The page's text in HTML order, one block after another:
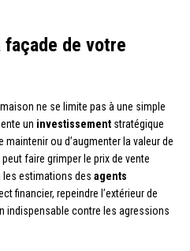
façade de votre
ne se limite pas à une simple
un investissement stratégique
ou d’augmenter la valeur de
faire grimper le prix de vente
les estimations des agents
financier, repeindre l’extérieur de
indispensable contre les agressions